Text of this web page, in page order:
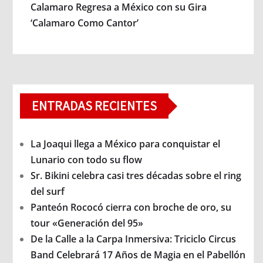
Calamaro Regresa a México con su Gira
‘Calamaro Como Cantor’
ENTRADAS RECIENTES
La Joaqui llega a México para conquistar el
Lunario con todo su flow
Sr. Bikini celebra casi tres décadas sobre el ring
del surf
Panteón Rococó cierra con broche de oro, su
tour «Generación del 95»
De la Calle a la Carpa Inmersiva: Triciclo Circus
Band Celebrará 17 Años de Magia en el Pabellón